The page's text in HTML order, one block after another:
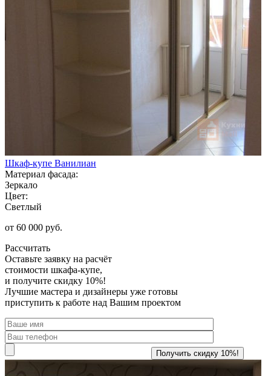
Шкаф-купе Ванилиан
Материал фасада:
Зеркало
Цвет:
Светлый
от 60 000 руб.
Рассчитать
Оставьте заявку на расчёт
стоимости шкафа-купе,
и получите скидку 10%!
Лучшие мастера и дизайнеры уже готовы
приступить к работе над Вашим проектом